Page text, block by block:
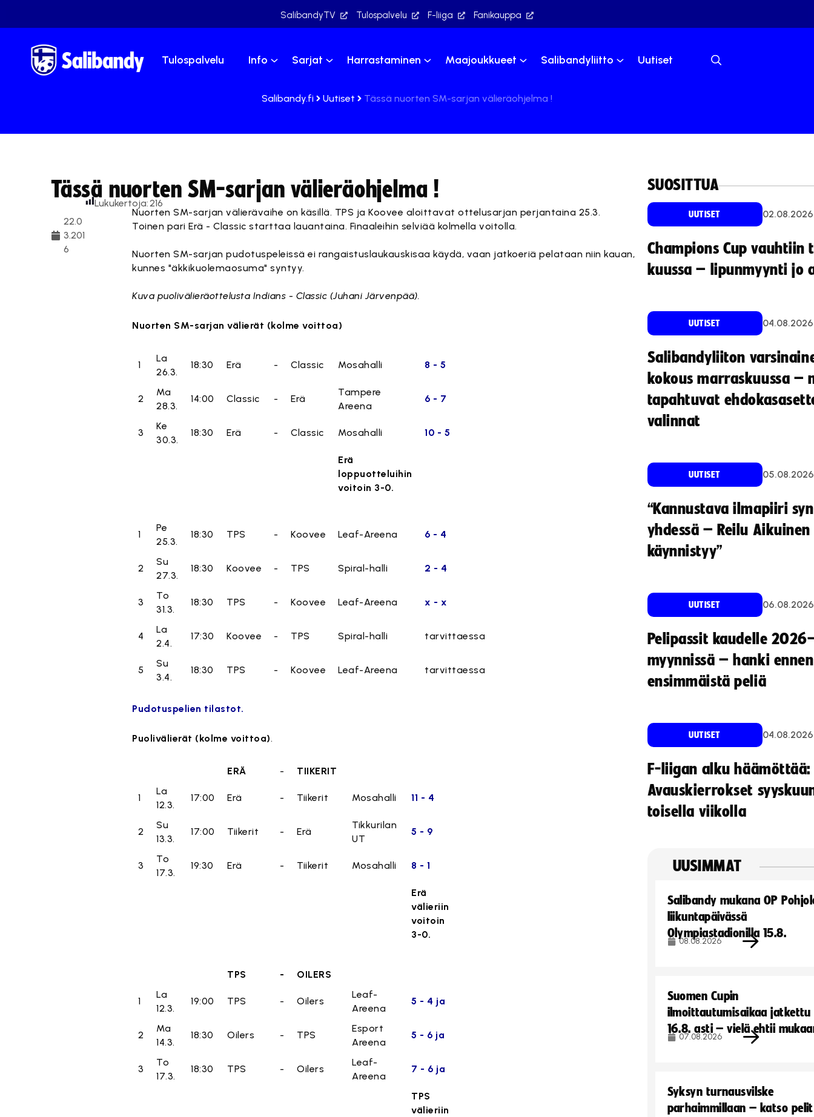
SalibandyTV Tulospalvelu F-liiga Fanikauppa
Tulospalvelu Info Sarjat Harrastaminen Maajoukkueet Salibandyliitto Uutiset
Salibandy.fi Uutiset Tässä nuorten SM-sarjan välieräohjelma !
Tässä nuorten SM-sarjan välieräohjelma !
22.0
3.201
6
Lukukertoja:216
Nuorten SM-sarjan välierävaihe on käsillä. TPS ja Koovee aloittavat ottelusarjan perjantaina 25.3.
Toinen pari Erä - Classic starttaa lauantaina. Finaaleihin selviää kolmella voitolla.
Nuorten SM-sarjan pudotuspeleissä ei rangaistuslaukauskisaa käydä, vaan jatkoeriä pelataan niin kauan,
kunnes "äkkikuolemaosuma" syntyy.
Kuva puolivälieräottelusta Indians - Classic (Juhani Järvenpää).
Nuorten SM-sarjan välierät (kolme voittoa)
1
La
26.3.
18:30 Erä - Classic Mosahalli 8 - 5
2
Ma
28.3.
14:00 Classic - Erä
Tampere
Areena
6 - 7
3
Ke
30.3.
18:30 Erä - Classic Mosahalli 10 - 5
Erä
loppuotteluihin
voitoin 3-0.
1
Pe
25.3.
18:30 TPS - Koovee Leaf-Areena 6 - 4
2
Su
27.3.
18:30 Koovee - TPS Spiral-halli 2 - 4
3
To
31.3.
18:30 TPS - Koovee Leaf-Areena x - x
4
La
2.4.
17:30 Koovee - TPS Spiral-halli tarvittaessa
5
Su
3.4.
18:30 TPS - Koovee Leaf-Areena tarvittaessa
Pudotuspelien tilastot.
Puolivälierät (kolme voittoa).
ERÄ - TIIKERIT
1
La
12.3.
17:00 Erä - Tiikerit Mosahalli 11 - 4
2
Su
13.3.
17:00 Tiikerit - Erä
Tikkurilan
UT
5 - 9
3
To
17.3.
19:30 Erä - Tiikerit Mosahalli 8 - 1
Erä
välieriin
voitoin
3-0.
TPS - OILERS
1
La
12.3.
19:00 TPS - Oilers
Leaf-
Areena
5 - 4 ja
2
Ma
14.3.
18:30 Oilers - TPS
Esport
Areena
5 - 6 ja
3
To
17.3.
18:30 TPS - Oilers
Leaf-
Areena
7 - 6 ja
TPS
välieriin
SUOSITTUA
UUTISET 02.08.2026
Champions Cup vauhtiin
kuussa – lipunmyynti jo
UUTISET 04.08.2026
Salibandyliiton
kokous marraskuussa –
tapahtuvat
valinnat
UUTISET 05.08.2026
“Kannustava ilmapiiri
yhdessä – Reilu
käynnistyy”
UUTISET 06.08.2026
Pelipassit kaudelle
myynnissä – hanki ennen
ensimmäistä peliä
UUTISET 04.08.2026
F-liigan alku häämöttää:
Avauskierrokset
toisella viikolla
UUSIMMAT
Salibandy mukana OP
liikuntapäivässä
Olympiastadionilla 15.8.
08.08.2026
Suomen Cupin
ilmoittautumisaikaa jatkettu
16.8. asti – vielä ehtii
07.08.2026
Syksyn turnausvilske
parhaimmillaan – katso pelit